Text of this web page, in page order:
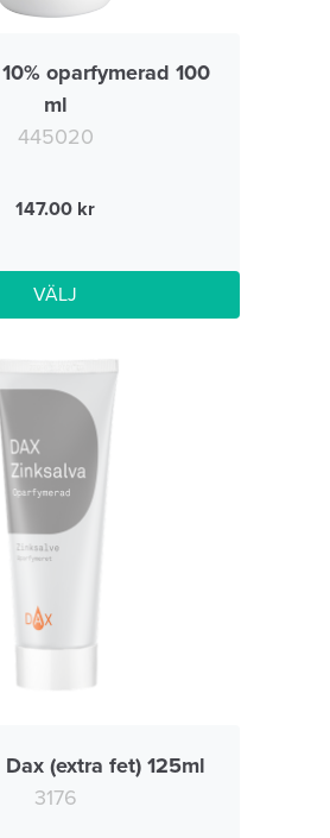
oparfymerad 100
ml
445020
147.00
VÄLJ
(extra fet) 125ml
3176